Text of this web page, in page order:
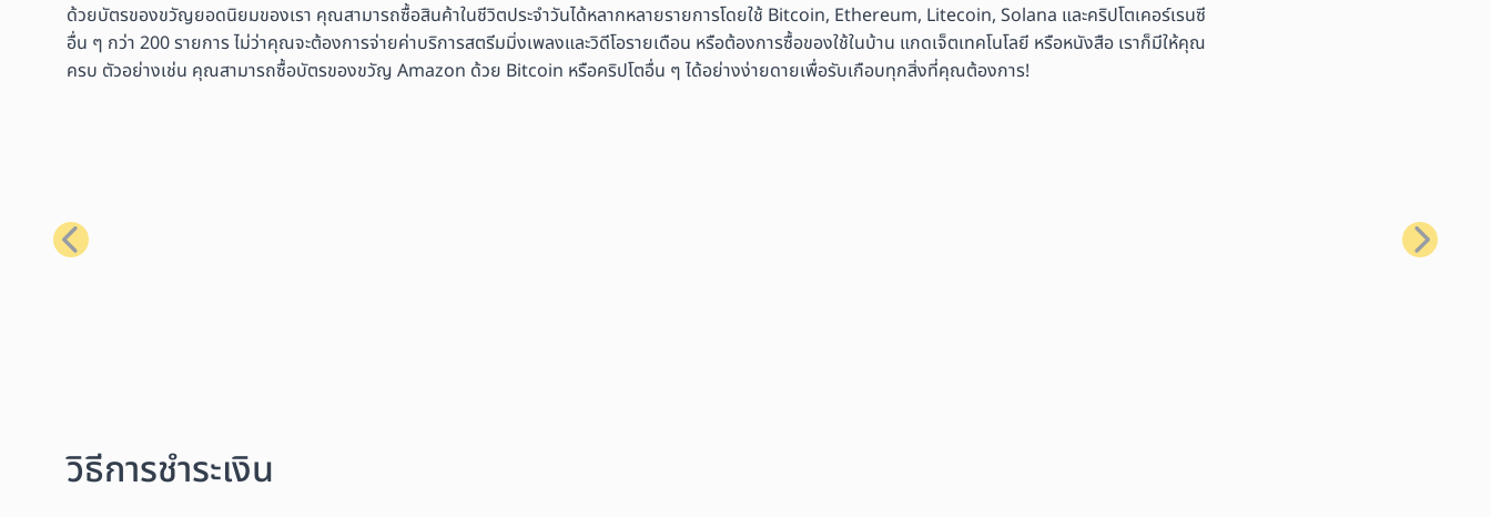
ด้วยบัตรของขวัญยอดนิยมของเรา คุณสามารถซื้อสินค้าในชีวิตประจำวันได้หลากหลายรายการโดยใช้ Bitcoin, Ethereum, Litecoin, Solana และคริปโตเคอร์เรนซี
อื่น ๆ กว่า 200 รายการ ไม่ว่าคุณจะต้องการจ่ายค่าบริการสตรีมมิ่งเพลงและวิดีโอรายเดือน หรือต้องการซื้อของใช้ในบ้าน แกดเจ็ตเทคโนโลยี หรือหนังสือ เราก็มีให้คุณ
ครบ ตัวอย่างเช่น คุณสามารถซื้อบัตรของขวัญ Amazon ด้วย Bitcoin หรือคริปโตอื่น ๆ ได้อย่างง่ายดายเพื่อรับเกือบทุกสิ่งที่คุณต้องการ!
ก่อนหน้า ถัดไป
วิธีการชำระเงิน